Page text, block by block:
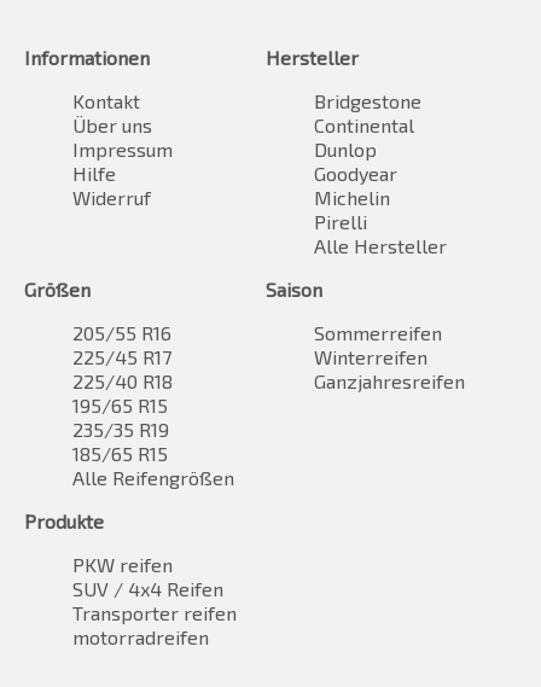
Informationen
Kontakt
Über uns
Impressum
Hilfe
Widerruf
Hersteller
Bridgestone
Continental
Dunlop
Goodyear
Michelin
Pirelli
Alle Hersteller
Größen
205/55 R16
225/45 R17
225/40 R18
195/65 R15
235/35 R19
185/65 R15
Alle Reifengrößen
Saison
Sommerreifen
Winterreifen
Ganzjahresreifen
Produkte
PKW reifen
SUV / 4x4 Reifen
Transporter reifen
motorradreifen